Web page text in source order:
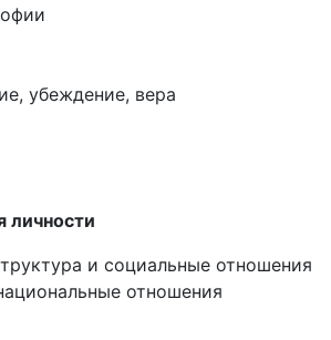
убеждение, вера
личности
и социальные отношения
отношения